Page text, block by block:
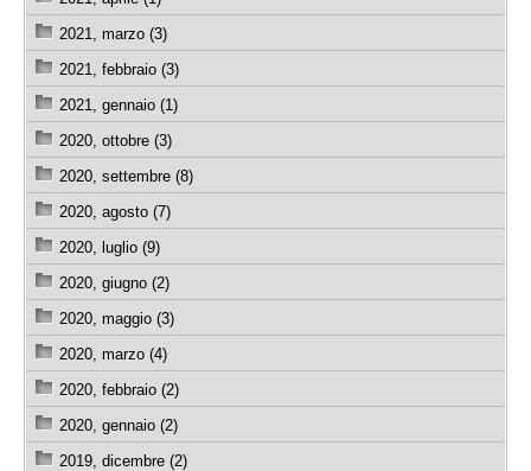
2021, marzo (3)
2021, febbraio (3)
2021, gennaio (1)
2020, ottobre (3)
2020, settembre (8)
2020, agosto (7)
2020, luglio (9)
2020, giugno (2)
2020, maggio (3)
2020, marzo (4)
2020, febbraio (2)
2020, gennaio (2)
2019, dicembre (2)